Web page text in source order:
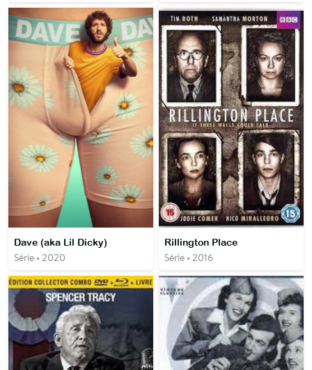
Dave (aka Lil Dicky)
Série • 2020
Rillington Place
Série • 2016